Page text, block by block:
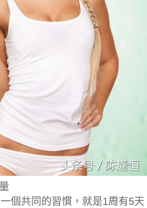
個共同的習慣，就是1周有5天